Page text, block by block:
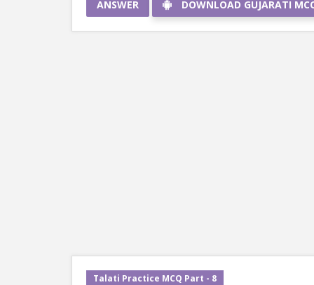
ANSWER DOWNLOAD GUJARATI
Talati Practice MCQ Part - 8